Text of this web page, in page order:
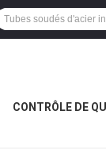
CONTRÔLE DE